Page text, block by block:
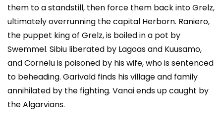
them to a standstill, then force them back into Grelz,
ultimately overrunning the capital Herborn. Raniero,
the puppet king of Grelz, is boiled in a pot by
Swemmel. Sibiu liberated by Lagoas and Kuusamo,
and Cornelu is poisoned by his wife, who is sentenced
to beheading. Garivald finds his village and family
annihilated by the fighting. Vanai ends up caught by
the Algarvians.